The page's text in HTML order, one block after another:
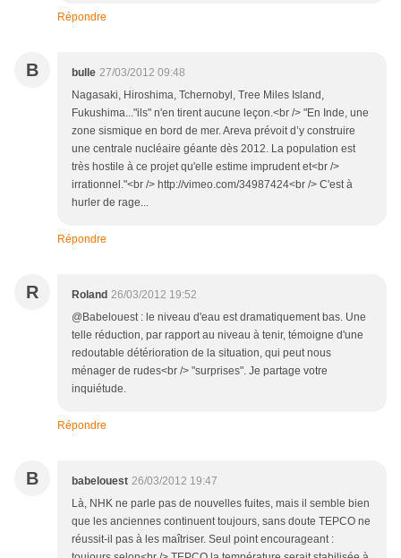
Répondre
B bulle 27/03/2012 09:48
Nagasaki, Hiroshima, Tchernobyl, Tree Miles Island,
Fukushima..."ils" n'en tirent aucune leçon.<br /> "En Inde, une
zone sismique en bord de mer. Areva prévoit d’y construire
une centrale nucléaire géante dès 2012. La population est
très hostile à ce projet qu'elle estime imprudent et<br />
irrationnel."<br /> http://vimeo.com/34987424<br /> C'est à
hurler de rage...
Répondre
R Roland 26/03/2012 19:52
@Babelouest : le niveau d'eau est dramatiquement bas. Une
telle réduction, par rapport au niveau à tenir, témoigne d'une
redoutable détérioration de la situation, qui peut nous
ménager de rudes<br /> "surprises". Je partage votre
inquiétude.
Répondre
B babelouest 26/03/2012 19:47
Là, NHK ne parle pas de nouvelles fuites, mais il semble bien
que les anciennes continuent toujours, sans doute TEPCO ne
réussit-il pas à les maîtriser. Seul point encourageant :